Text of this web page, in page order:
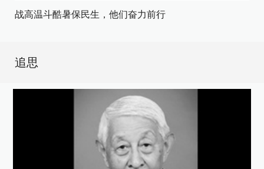
战高温斗酷暑保民生，他们奋力前行
追思